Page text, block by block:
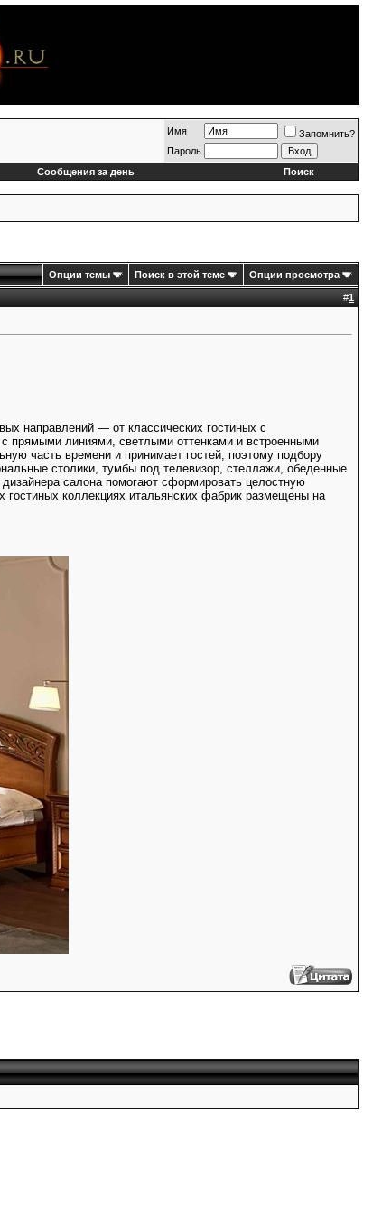
Имя
Запомнить?
Пароль
Сообщения за день Поиск
Опции темы Поиск в этой теме Опции просмотра
#1
направлений — от классических гостиных с
прямыми линиями, светлыми оттенками и встроенными
часть времени и принимает гостей, поэтому подбору
столики, тумбы под телевизор, стеллажи, обеденные
салона помогают сформировать целостную
коллекциях итальянских фабрик размещены на